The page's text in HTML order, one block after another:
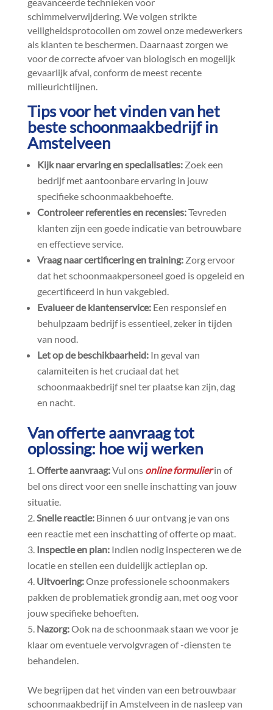
schimmelverwijdering.​ We volgen strikte
veiligheidsprotocollen om zowel onze medewerkers
als klanten te beschermen.​ Daarnaast zorgen we
voor de correcte afvoer van biologisch en mogelijk
gevaarlijk afval, conform de meest recente
milieurichtlijnen.​
Tips voor het vinden van het
beste schoonmaakbedrijf in
Amstelveen
Kijk naar ervaring en specialisaties:Zoek een
bedrijf met aantoonbare ervaring in jouw
specifieke schoonmaakbehoefte.​
Controleer referenties en recensies:Tevreden
klanten zijn een goede indicatie van betrouwbare
en effectieve service.​
Vraag naar certificering en training:Zorg ervoor
dat het schoonmaakpersoneel goed is opgeleid en
gecertificeerd in hun vakgebied.​
Evalueer de klantenservice:Een responsief en
behulpzaam bedrijf is essentieel, zeker in tijden
van nood.​
Let op de beschikbaarheid:In geval van
calamiteiten is het cruciaal dat het
schoonmaakbedrijf snel ter plaatse kan zijn, dag
en nacht.​
Van offerte aanvraag tot
oplossing: hoe wij werken
Offerte aanvraag:Vul ons online formulierin of
bel ons direct voor een snelle inschatting van jouw
situatie.​
Snelle reactie:Binnen 6 uur ontvang je van ons
een reactie met een inschatting of offerte op maat.​
Inspectie en plan:Indien nodig inspecteren we de
locatie en stellen een duidelijk actieplan op.​
Uitvoering:Onze professionele schoonmakers
pakken de problematiek grondig aan, met oog voor
jouw specifieke behoeften.​
Nazorg:Ook na de schoonmaak staan we voor je
klaar om eventuele vervolgvragen of -diensten te
behandelen.​
We begrijpen dat het vinden van een betrouwbaar
schoonmaakbedrijf in Amstelveen in de nasleep van